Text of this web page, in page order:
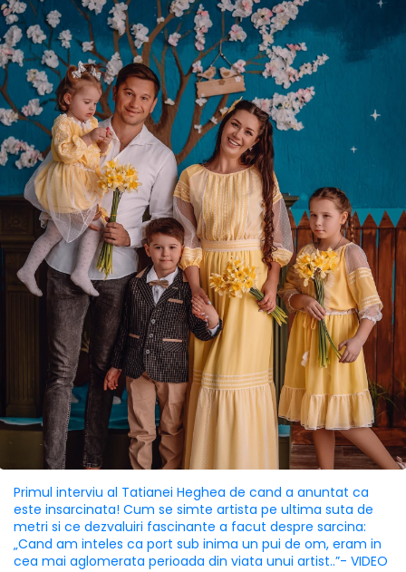
Primul interviu al Tatianei Heghea de cand a anuntat ca
este insarcinata! Cum se simte artista pe ultima suta de
metri si ce dezvaluiri fascinante a facut despre sarcina:
„Cand am inteles ca port sub inima un pui de om, eram in
cea mai aglomerata perioada din viata unui artist..”- VIDEO